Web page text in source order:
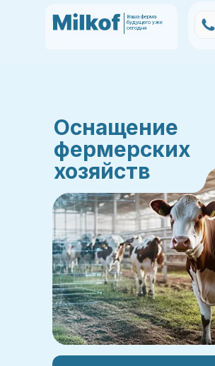
Ваша ферма
будущего уже
сегодня
Оснащение
фермерских
хозяйств